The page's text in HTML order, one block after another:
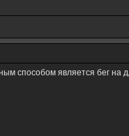
способом является бег